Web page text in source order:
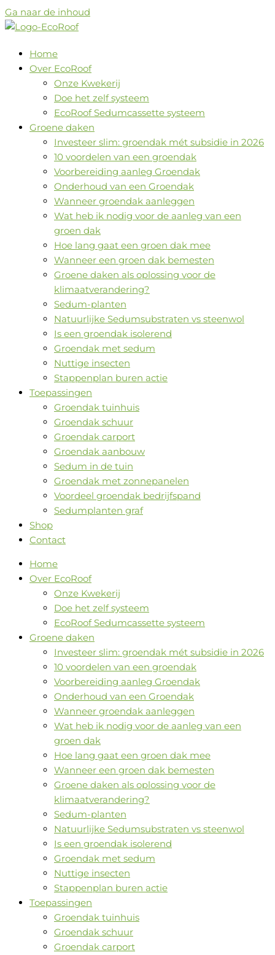
Ga naar de inhoud
Home
Over EcoRoof
Onze Kwekerij
Doe het zelf systeem
EcoRoof Sedumcassette systeem
Groene daken
Investeer slim: groendak mét subsidie in 2026
10 voordelen van een groendak
Voorbereiding aanleg Groendak
Onderhoud van een Groendak
Wanneer groendak aanleggen
Wat heb ik nodig voor de aanleg van een
groen dak
Hoe lang gaat een groen dak mee
Wanneer een groen dak bemesten
Groene daken als oplossing voor de
klimaatverandering?
Sedum-planten
Natuurlijke Sedumsubstraten vs steenwol
Is een groendak isolerend
Groendak met sedum
Nuttige insecten
Stappenplan buren actie
Toepassingen
Groendak tuinhuis
Groendak schuur
Groendak carport
Groendak aanbouw
Sedum in de tuin
Groendak met zonnepanelen
Voordeel groendak bedrijfspand
Sedumplanten graf
Shop
Contact
Home
Over EcoRoof
Onze Kwekerij
Doe het zelf systeem
EcoRoof Sedumcassette systeem
Groene daken
Investeer slim: groendak mét subsidie in 2026
10 voordelen van een groendak
Voorbereiding aanleg Groendak
Onderhoud van een Groendak
Wanneer groendak aanleggen
Wat heb ik nodig voor de aanleg van een
groen dak
Hoe lang gaat een groen dak mee
Wanneer een groen dak bemesten
Groene daken als oplossing voor de
klimaatverandering?
Sedum-planten
Natuurlijke Sedumsubstraten vs steenwol
Is een groendak isolerend
Groendak met sedum
Nuttige insecten
Stappenplan buren actie
Toepassingen
Groendak tuinhuis
Groendak schuur
Groendak carport